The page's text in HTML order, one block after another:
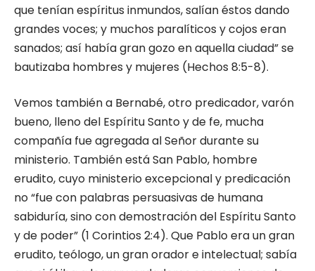
que tenían espíritus inmundos, salían éstos dando
grandes voces; y muchos paralíticos y cojos eran
sanados; así había gran gozo en aquella ciudad” se
bautizaba hombres y mujeres (Hechos 8:5-8).
Vemos también a Bernabé, otro predicador, varón
bueno, lleno del Espíritu Santo y de fe, mucha
compañía fue agregada al Señor durante su
ministerio. También está San Pablo, hombre
erudito, cuyo ministerio excepcional y predicación
no “fue con palabras persuasivas de humana
sabiduría, sino con demostración del Espíritu Santo
y de poder” (1 Corintios 2:4). Que Pablo era un gran
erudito, teólogo, un gran orador e intelectual; sabía